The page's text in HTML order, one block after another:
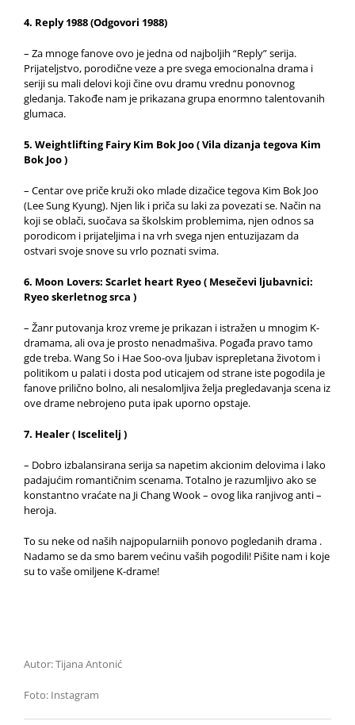
4. Reply 1988 (Odgovori 1988)
– Za mnoge fanove ovo je jedna od najboljih “Reply” serija.
Prijateljstvo, porodične veze a pre svega emocionalna drama i
seriji su mali delovi koji čine ovu dramu vrednu ponovnog
gledanja. Takođe nam je prikazana grupa enormno talentovanih
glumaca.
5. Weightlifting Fairy Kim Bok Joo ( Vila dizanja tegova Kim
Bok Joo )
– Centar ove priče kruži oko mlade dizačice tegova Kim Bok Joo
(Lee Sung Kyung). Njen lik i priča su laki za povezati se. Način na
koji se oblači, suočava sa školskim problemima, njen odnos sa
porodicom i prijateljima i na vrh svega njen entuzijazam da
ostvari svoje snove su vrlo poznati svima.
6. Moon Lovers: Scarlet heart Ryeo ( Mesečevi ljubavnici:
Ryeo skerletnog srca )
– Žanr putovanja kroz vreme je prikazan i istražen u mnogim K-
dramama, ali ova je prosto nenadmašiva. Pogađa pravo tamo
gde treba. Wang So i Hae Soo-ova ljubav isprepletana životom i
politikom u palati i dosta pod uticajem od strane iste pogodila je
fanove prilično bolno, ali nesalomljiva želja pregledavanja scena iz
ove drame nebrojeno puta ipak uporno opstaje.
7. Healer ( Iscelitelj )
– Dobro izbalansirana serija sa napetim akcionim delovima i lako
padajućim romantičnim scenama. Totalno je razumljivo ako se
konstantno vraćate na Ji Chang Wook – ovog lika ranjivog anti –
heroja.
To su neke od naših najpopularniih ponovo pogledanih drama .
Nadamo se da smo barem većinu vaših pogodili! Pišite nam i koje
su to vaše omiljene K-drame!
Autor: Tijana Antonić
Foto: Instagram